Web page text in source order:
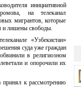
инициативной
на телеканал
мигрантов, которые
и лишены свободы.
«Узбекистан»
суда уже граждан
в религиозном
и опорочили их
к рассмотрению